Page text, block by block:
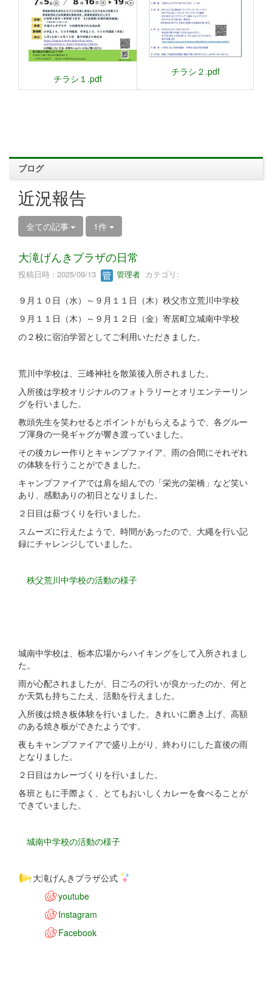
チラシ１.pdf
チラシ２.pdf
ブログ
近況報告
全ての記事 1件
大滝げんきプラザの日常
投稿日時 : 2025/09/13 管理者 カテゴリ:
９月１０日（水）～９月１１日（木）秩父市立荒川中学校
９月１１日（木）～９月１２日（金）寄居町立城南中学校
の２校に宿泊学習としてご利用いただきました。
荒川中学校は、三峰神社を散策後入所されました。
入所後は学校オリジナルのフォトラリーとオリエンテーリン
グを行いました。
教頭先生を笑わせるとポイントがもらえるようで、各グルー
プ渾身の一発ギャグが響き渡っていました。
その後カレー作りとキャンプファイア、雨の合間にそれぞれ
の体験を行うことができました。
キャンプファイアでは肩を組んでの「栄光の架橋」など笑い
あり、感動ありの初日となりました。
２日目は薪づくりを行いました。
スムーズに行えたようで、時間があったので、大繩を行い記
録にチャレンジしていました。
秩父荒川中学校の活動の様子
城南中学校は、栃本広場からハイキングをして入所されまし
た。
雨が心配されましたが、日ごろの行いが良かったのか、何と
か天気も持ちこたえ、活動を行えました。
入所後は焼き板体験を行いました。きれいに磨き上げ、高額
のある焼き板ができたようです。
夜もキャンプファイアで盛り上がり、終わりにした直後の雨
となりました。
２日目はカレーづくりを行いました。
各班ともに手際よく、とてもおいしくカレーを食べることが
できていました。
城南中学校の活動の様子
大滝げんきプラザ公式
youtube
Instagram
Facebook